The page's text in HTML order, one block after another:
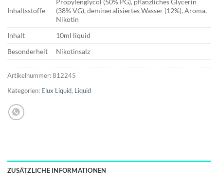
Inhaltsstoffe
Propylenglycol (50% PG), pflanzliches Glycerin
(38% VG), demineralisiertes Wasser (12%), Aroma,
Nikotin
Inhalt
10ml liquid
Besonderheit
Nikotinsalz
Artikelnummer:812245
Kategorien: Elux Liquid, Liquid
ZUSÄTZLICHE INFORMATIONEN